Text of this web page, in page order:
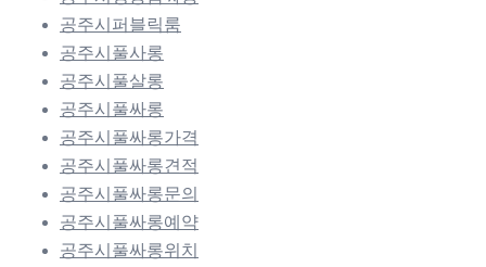
공주시퍼블릭룸
공주시풀사롱
공주시풀살롱
공주시풀싸롱
공주시풀싸롱가격
공주시풀싸롱견적
공주시풀싸롱문의
공주시풀싸롱예약
공주시풀싸롱위치